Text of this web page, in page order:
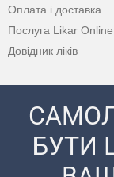
Оплата і доставка
Послуга Likar Online
Довідник ліків
БУТИ